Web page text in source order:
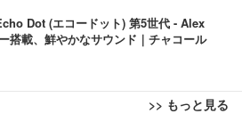
Dot (エコードット) 第5世代 - Alex
搭載、鮮やかなサウンド｜チャコール
>> もっと見る